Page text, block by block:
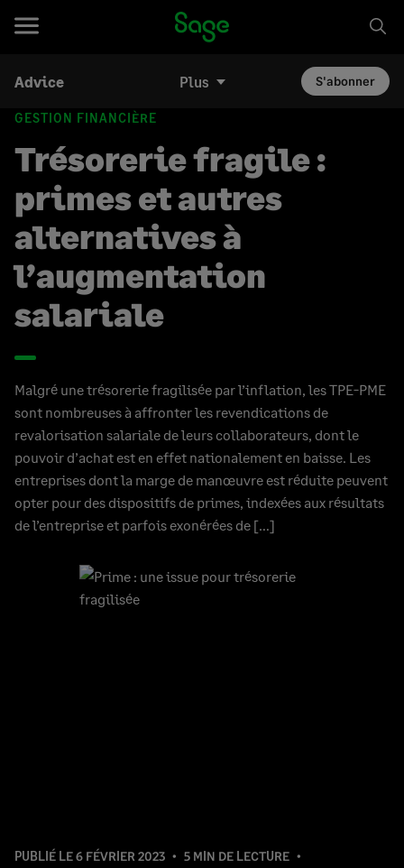
Advice Plus S'abonner
GESTION FINANCIÈRE
Trésorerie fragile :
primes et autres
alternatives à
l’augmentation
salariale
Malgré une trésorerie fragilisée par l’inflation, les TPE-PME
sont nombreuses à affronter les revendications de
revalorisation salariale de leurs collaborateurs, dont le
pouvoir d’achat est en effet nationalement en baisse. Les
entreprises dont la marge de manœuvre est réduite peuvent
opter pour des dispositifs de primes, indexées aux résultats
de l’entreprise et parfois exonérées de […]
PUBLIÉ LE6 FÉVRIER 2023
5 MIN DE LECTURE